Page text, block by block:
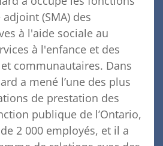
(SMA) des
à l'aide sociale au
à l'enfance et des
communautaires. Dans
a mené l’une des plus
de prestation des
publique de l’Ontario,
2 000 employés, et il a